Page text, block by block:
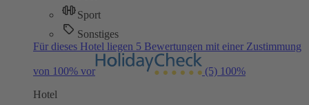
Sport
Sonstiges
Für dieses Hotel liegen 5 Bewertungen mit einer Zustimmung
von 100% vor (5) 100%
Hotel